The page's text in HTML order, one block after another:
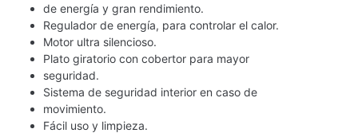
de energía y gran rendimiento.
Regulador de energía, para controlar el calor.
Motor ultra silencioso.
Plato giratorio con cobertor para mayor
seguridad.
Sistema de seguridad interior en caso de
movimiento.
Fácil uso y limpieza.